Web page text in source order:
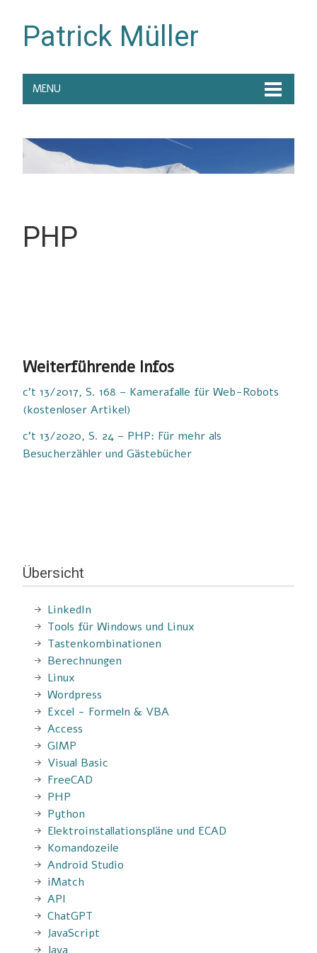
Patrick Müller
MENU
PHP
Weiterführende Infos
c’t 13/2017, S. 168 – Kamerafalle für Web-Robots
(kostenloser Artikel)
c’t 13/2020, S. 24 – PHP: Für mehr als
Besucherzähler und Gästebücher
Übersicht
LinkedIn
Tools für Windows und Linux
Tastenkombinationen
Berechnungen
Linux
Wordpress
Excel - Formeln & VBA
Access
GIMP
Visual Basic
FreeCAD
PHP
Python
Elektroinstallationspläne und ECAD
Komandozeile
Android Studio
iMatch
API
ChatGPT
JavaScript